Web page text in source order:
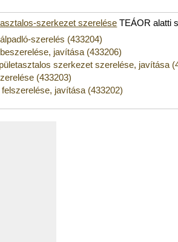
szerkezet szerelése TEÁOR alatti
szerelés (433204)
javítása (433206)
szerkezet szerelése, javítása
(433203)
javítása (433202)